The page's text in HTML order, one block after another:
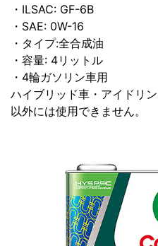
・ILSAC: GF-6B
・SAE: 0W-16
・タイプ:全合成油
・容量: 4リットル
・4輪ガソリン車用
ハイブリッド車・アイドリ
以外には使用できません。